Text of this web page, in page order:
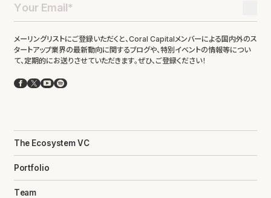
メーリングリストにご登録いただくと、Coral Capitalメンバーによる国内外のス
タートアップ業界の最新動向に関するブログや、特別イベントの情報等につい
て、定期的にお送りさせていただきます。ぜひ、ご登録ください！
Facebook
X YouTube
Spotify
The Ecosystem VC
Portfolio
Team